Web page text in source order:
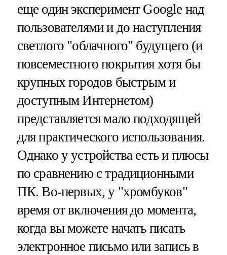
еще один эксперимент Google над
пользователями и до наступления
светлого "облачного" будущего (и
повсеместного покрытия хотя бы
крупных городов быстрым и
доступным Интернетом)
представляется мало подходящей
для практического использования.
Однако у устройства есть и плюсы
по сравнению с традиционными
ПК. Во-первых, у "хромбуков"
время от включения до момента,
когда вы можете начать писать
электронное письмо или запись в